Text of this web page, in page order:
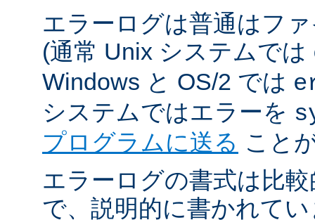
エラーログは普通はフ
(通常 Unix システムでは
Windows と OS/2 では
システムではエラーを
プログラムに送る こと
エラーログの書式は比
で、説明的に書かれて